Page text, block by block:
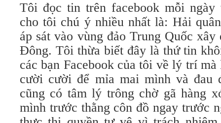
Tôi đọc tin trên facebook mỗi
cho tôi chú ý nhiều nhất là: Hải
áp sát vào vùng đảo Trung Quốc
Đông. Tôi thừa biết đây là thứ tin
các bạn Facebook của tôi về lý trí
cười cười để mỉa mai mình và đau
cũng có tâm lý trông chờ gã hàng
mình trước thằng côn đồ ngay trước